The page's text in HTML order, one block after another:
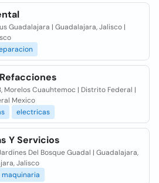
Guadalajara | Guadalajara, Jalisco |
Morelos Cuauhtemoc | Distrito Federal |
Mexico
electricas
Y Servicios
Del Bosque Guadal | Guadalajara,
Jalisco
maquinaria